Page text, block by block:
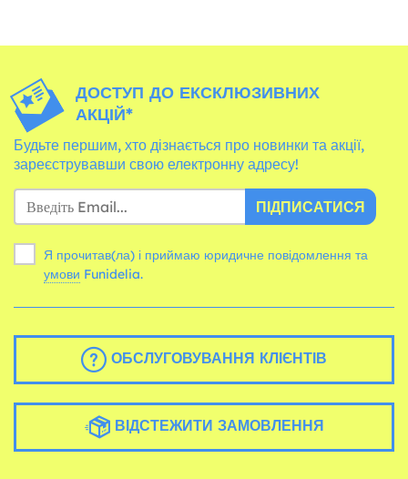
ДОСТУП ДО ЕКСКЛЮЗИВНИХ
АКЦІЙ*
Будьте першим, хто дізнається про новинки та акції,
зареєструвавши свою електронну адресу!
ПІДПИСАТИСЯ
Я прочитав(ла) і приймаю юридичне повідомлення та
умови Funidelia.
ОБСЛУГОВУВАННЯ КЛІЄНТІВ
ВІДСТЕЖИТИ ЗАМОВЛЕННЯ